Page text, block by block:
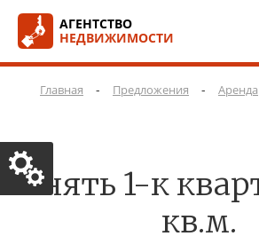
АГЕНТСТВО
НЕДВИЖИМОСТИ
Главная - Предложения - Аренда
Снять 1-к
кв.м.